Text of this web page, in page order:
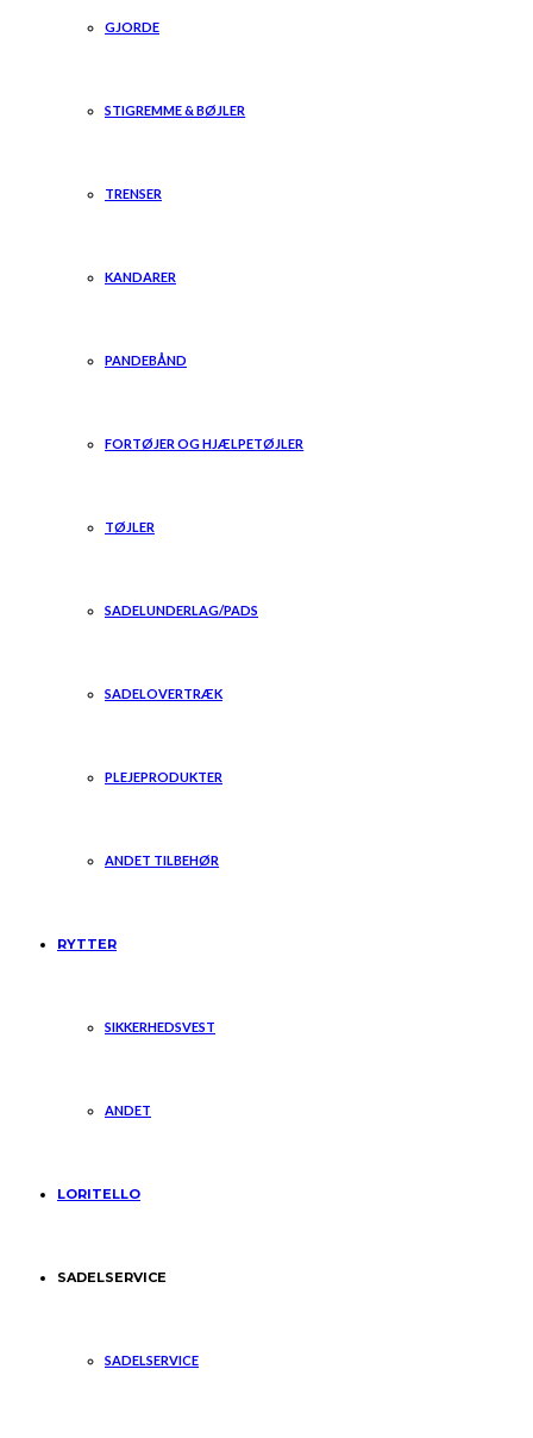
GJORDE
STIGREMME & BØJLER
TRENSER
KANDARER
PANDEBÅND
FORTØJER OG HJÆLPETØJLER
TØJLER
SADELUNDERLAG/PADS
SADELOVERTRÆK
PLEJEPRODUKTER
ANDET TILBEHØR
RYTTER
SIKKERHEDSVEST
ANDET
LORITELLO
SADELSERVICE
SADELSERVICE